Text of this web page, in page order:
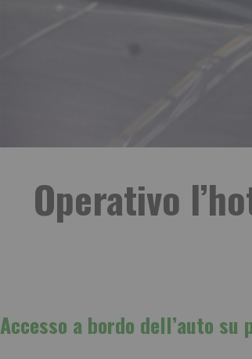
Operativo
Accesso a bordo dell’auto